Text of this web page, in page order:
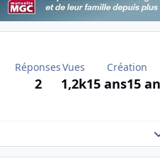
Réponses
2
Vues
1,2k
Création
15 ans15